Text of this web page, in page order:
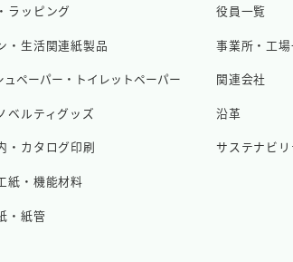
ラッピング
・生活関連紙製品
ュペーパー・トイレットペーパー
ベルティグッズ
・カタログ印刷
紙・機能材料
・紙管
役員一覧
事業所・工
関連会社
沿革
サステナビリ